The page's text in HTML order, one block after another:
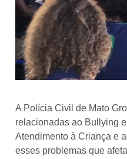
A Polícia Civil de Mato
relacionadas ao Bullying
Atendimento à Criança e
esses problemas que